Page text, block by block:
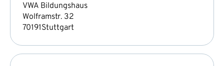
VWA Bildungshaus
Wolframstr. 32
70191Stuttgart